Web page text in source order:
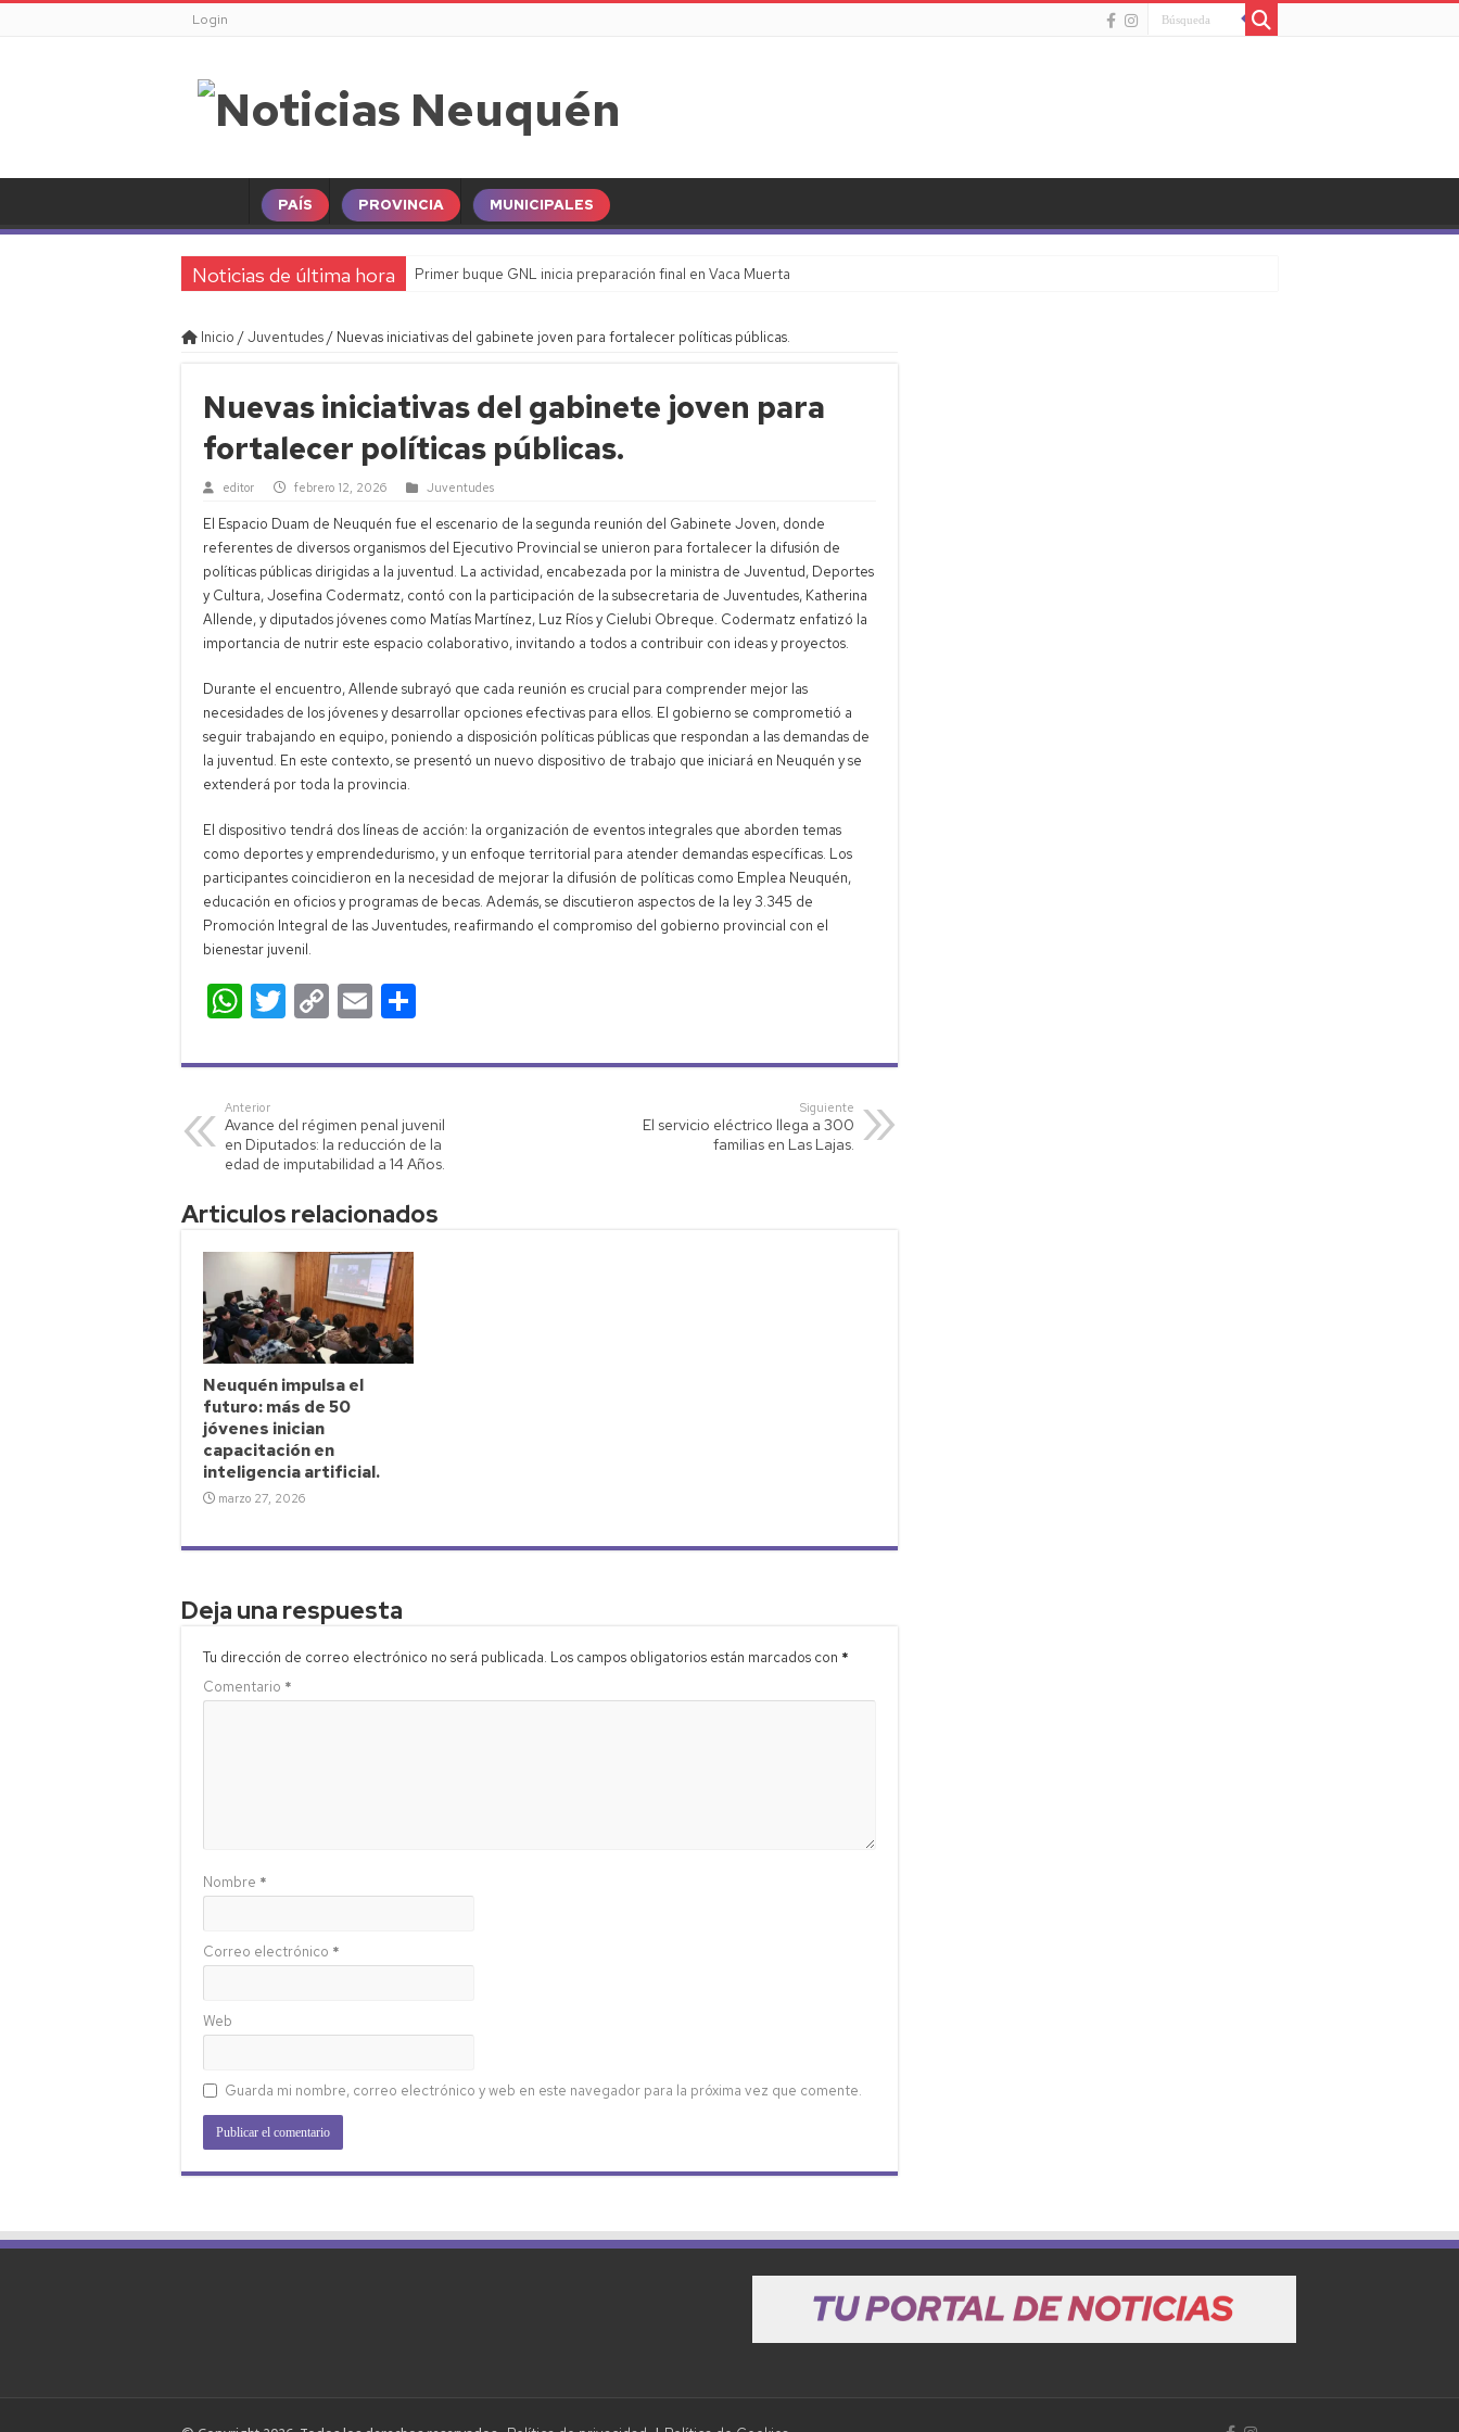
Login
PAÍS PROVINCIA MUNICIPALES
Noticias de última hora Primer buque GNL inicia preparación final en Vaca Muerta
Inicio /Juventudes/ Nuevas iniciativas del gabinete joven para fortalecer políticas públicas.
Nuevas iniciativas del gabinete joven para
fortalecer políticas públicas.
editor febrero 12, 2026 Juventudes
El Espacio Duam de Neuquén fue el escenario de la segunda reunión del Gabinete Joven, donde
referentes de diversos organismos del Ejecutivo Provincial se unieron para fortalecer la difusión de
políticas públicas dirigidas a la juventud. La actividad, encabezada por la ministra de Juventud, Deportes
y Cultura, Josefina Codermatz, contó con la participación de la subsecretaria de Juventudes, Katherina
Allende, y diputados jóvenes como Matías Martínez, Luz Ríos y Cielubi Obreque. Codermatz enfatizó la
importancia de nutrir este espacio colaborativo, invitando a todos a contribuir con ideas y proyectos.
Durante el encuentro, Allende subrayó que cada reunión es crucial para comprender mejor las
necesidades de los jóvenes y desarrollar opciones efectivas para ellos. El gobierno se comprometió a
seguir trabajando en equipo, poniendo a disposición políticas públicas que respondan a las demandas de
la juventud. En este contexto, se presentó un nuevo dispositivo de trabajo que iniciará en Neuquén y se
extenderá por toda la provincia.
El dispositivo tendrá dos líneas de acción: la organización de eventos integrales que aborden temas
como deportes y emprendedurismo, y un enfoque territorial para atender demandas específicas. Los
participantes coincidieron en la necesidad de mejorar la difusión de políticas como Emplea Neuquén,
educación en oficios y programas de becas. Además, se discutieron aspectos de la ley 3.345 de
Promoción Integral de las Juventudes, reafirmando el compromiso del gobierno provincial con el
bienestar juvenil.
W
h
at
s
A
p
p
T
wi
tt
C
o
p
Li
nk
E
m
ail m
ar
tir
Anterior
Avance del régimen penal juvenil
en Diputados: la reducción de la
edad de imputabilidad a 14 Años.
Siguiente
El servicio eléctrico llega a 300
familias en Las Lajas.
Articulos relacionados
Neuquén impulsa el
futuro: más de 50
jóvenes inician
capacitación en
inteligencia artificial.
marzo 27, 2026
Deja una respuesta
Tu dirección de correo electrónico no será publicada. Los campos obligatorios están marcados con *
Comentario *
Nombre *
Correo electrónico *
Web
Guarda mi nombre, correo electrónico y web en este navegador para la próxima vez que comente.